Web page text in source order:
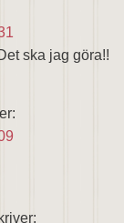
ska jag göra!!